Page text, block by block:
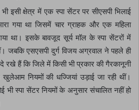
इसी क्षेत्र में एक स्पा सेंटर पर सीएसपी भिलाई
गया था जिसमें चार ग्राहक और एक महिला
था। इसके बावजूद सूर्य मॉल के स्पा सेंटरों में
जबकि एसएसपी दुर्ग विजय अग्रवाल ने पहले ही
दे रखे हैं कि जिले में किसी भी प्रकार की गैरकानूनी
नियमों की धज्जियां उड़ाई जा रही थीं।
भी स्पा सेंटर नियमों के अनुसार संचालित नहीं हो